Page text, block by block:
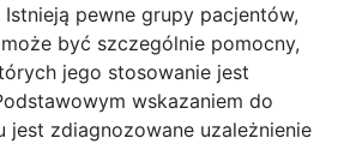
Istnieją pewne grupy pacjentów,
być szczególnie pomocny,
jego stosowanie jest
wskazaniem do
jest zdiagnozowane uzależnienie